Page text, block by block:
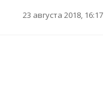
23 августа 2018, 16:17